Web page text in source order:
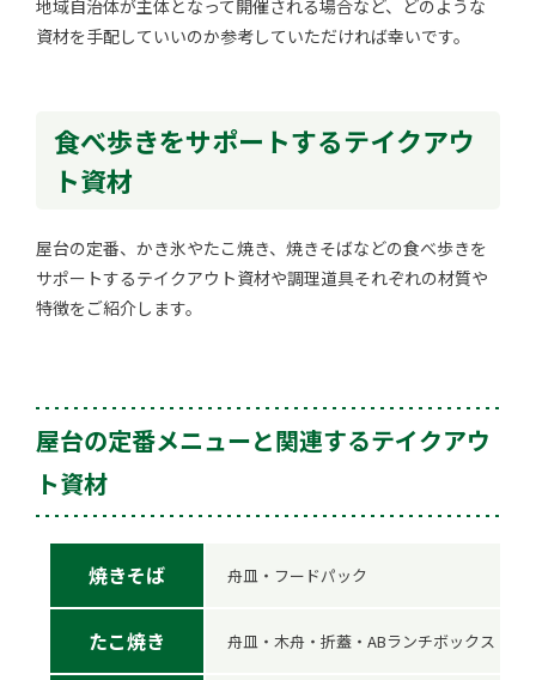
地域自治体が主体となって開催される場合など、どのような
資材を手配していいのか参考していただければ幸いです。
食べ歩きをサポートするテイクアウ
ト資材
屋台の定番、かき氷やたこ焼き、焼きそばなどの食べ歩きを
サポートするテイクアウト資材や調理道具それぞれの材質や
特徴をご紹介します。
屋台の定番メニューと関連するテイクアウ
ト資材
焼きそば 舟皿・フードパック
たこ焼き 舟皿・木舟・折蓋・ABランチボックス・た